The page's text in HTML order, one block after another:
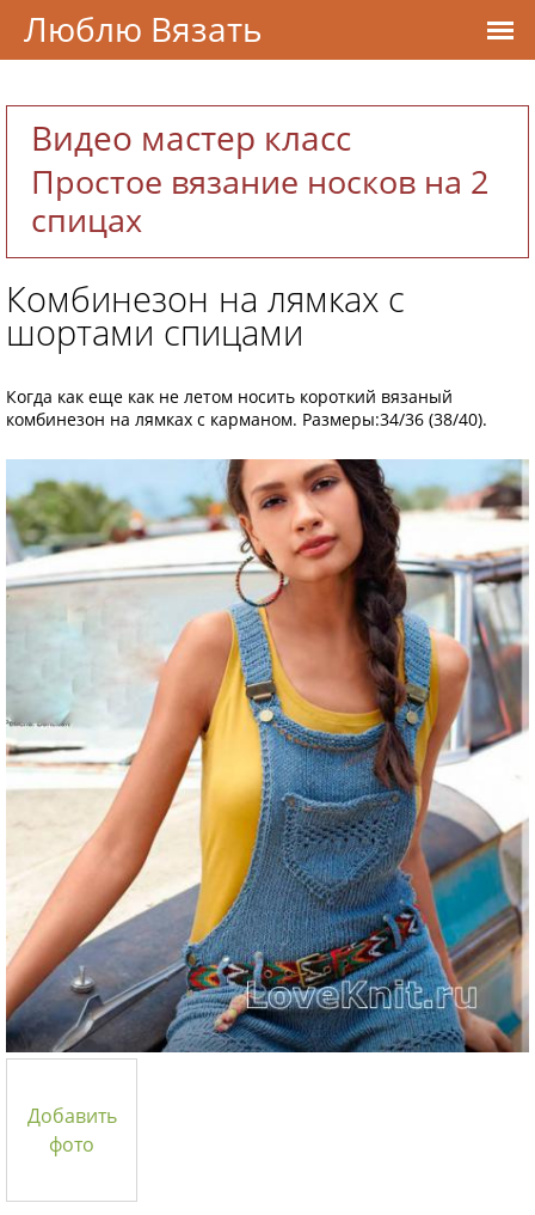
Видео мастер класс
Простое вязание носков на 2
спицах
Комбинезон на лямках с
шортами спицами
Когда как еще как не летом носить короткий вязаный
комбинезон на лямках с карманом. Размеры:34/36 (38/40).
Добавить
фото
Люблю Вязать